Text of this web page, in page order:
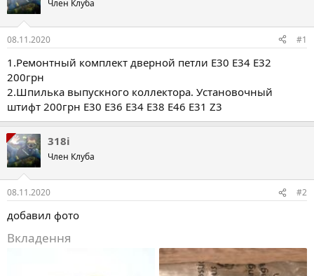
р
т
е
м
и
с
о
р
н
я
Член Клуба
08.11.2020 #1
1.Ремонтный комплект дверной петли E30 E34 E32
200грн
2.Шпилька выпускного коллектора. Установочный
штифт 200грн E30 E36 E34 E38 E46 E31 Z3
318i
Член Клуба
08.11.2020 #2
добавил фото
Вкладення